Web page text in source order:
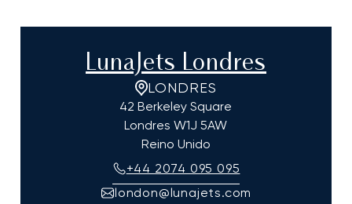
LunaJets Londres
LONDRES
42 Berkeley Square
Londres W1J 5AW
Reino Unido
+44 2074 095 095
london@lunajets.com